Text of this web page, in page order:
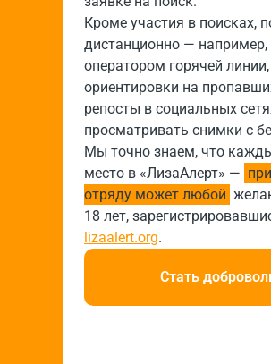
Кроме участия в поисках,
дистанционно — например,
оператором горячей
ориентировки на
репосты в социальных
просматривать снимки с
Мы точно знаем, что
место в «ЛизаАлерт» —
отряду может любой
18 лет,
lizaalert.org.
Стать